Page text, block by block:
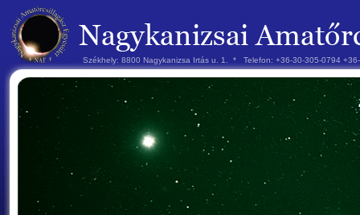
Székhely: 8800 Nagykanizsa Irtás u. 1. * Telefon: +36-30-305-0794